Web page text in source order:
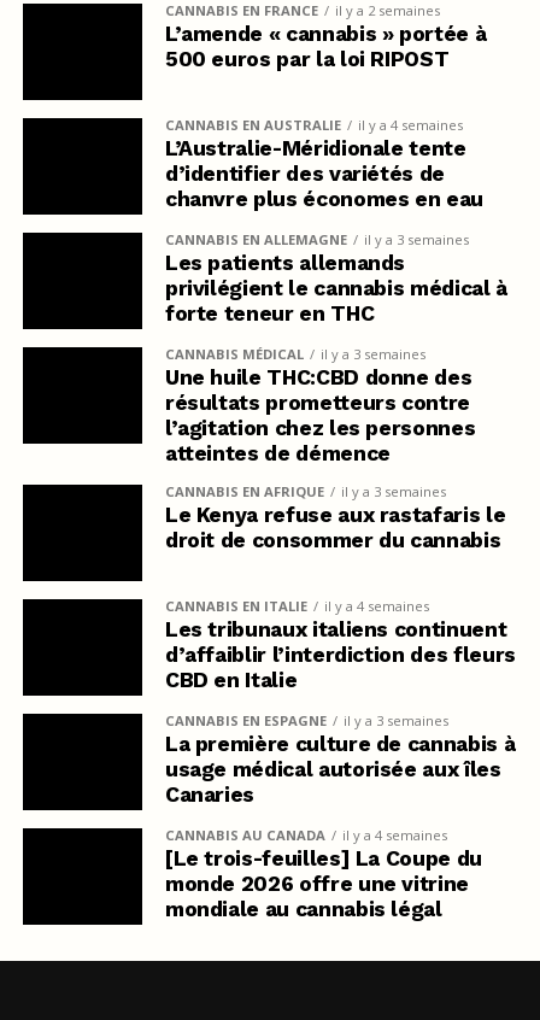
CANNABIS EN FRANCE il y a 2 semaines
L’amende « cannabis » portée à
500 euros par la loi RIPOST
CANNABIS EN AUSTRALIE il y a 4 semaines
L’Australie-Méridionale tente
d’identifier des variétés de
chanvre plus économes en eau
CANNABIS EN ALLEMAGNE il y a 3 semaines
Les patients allemands
privilégient le cannabis médical à
forte teneur en THC
CANNABIS MÉDICAL il y a 3 semaines
Une huile THC:CBD donne des
résultats prometteurs contre
l’agitation chez les personnes
atteintes de démence
CANNABIS EN AFRIQUE il y a 3 semaines
Le Kenya refuse aux rastafaris le
droit de consommer du cannabis
CANNABIS EN ITALIE il y a 4 semaines
Les tribunaux italiens continuent
d’affaiblir l’interdiction des fleurs
CBD en Italie
CANNABIS EN ESPAGNE il y a 3 semaines
La première culture de cannabis à
usage médical autorisée aux îles
Canaries
CANNABIS AU CANADA il y a 4 semaines
[Le trois-feuilles] La Coupe du
monde 2026 offre une vitrine
mondiale au cannabis légal